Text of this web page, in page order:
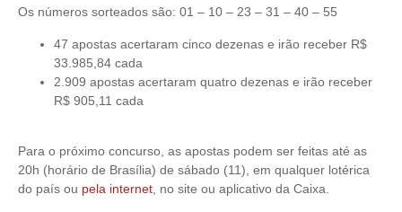
Os números sorteados são: 01 – 10 – 23 – 31 – 40 – 55
47 apostas acertaram cinco dezenas e irão receber R$
33.985,84 cada
2.909 apostas acertaram quatro dezenas e irão receber
R$ 905,11 cada
Para o próximo concurso, as apostas podem ser feitas até as
20h (horário de Brasília) de sábado (11), em qualquer lotérica
do país ou pela internet, no site ou aplicativo da Caixa.